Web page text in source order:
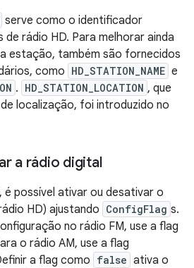
serve como o identificador
rádio HD. Para melhorar ainda
estação, também são fornecidos
como HD_STATION_NAME e
. HD_STATION_LOCATION , que
localização, foi introduzido no
a rádio digital
é possível ativar ou desativar o
HD) ajustando ConfigFlag s.
no rádio FM, use a flag
o rádio AM, use a flag
a flag como false ativa o